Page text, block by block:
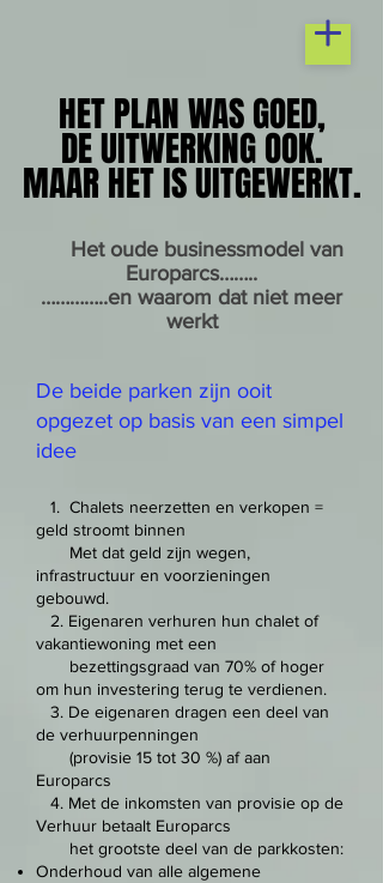
HET PLAN WAS GOED,
DE UITWERKING OOK.
MAAR HET IS UITGEWERKT.
HET PLAN WAS GOED,
DE UITWERKING OOK.
MAAR HET IS UITGEWERKT.
Het oude businessmodel van
Europarcs……..
…………..en waarom dat niet meer
werkt
De beide parken zijn ooit
opgezet op basis van een simpel
idee
1. Chalets neerzetten en verkopen =
geld stroomt binnen
Met dat geld zijn wegen,
infrastructuur en voorzieningen
gebouwd.
2. Eigenaren verhuren hun chalet of
vakantiewoning met een
bezettingsgraad van 70% of hoger
om hun investering terug te verdienen.
3. De eigenaren dragen een deel van
de verhuurpenningen
(provisie 15 tot 30 %) af aan
Europarcs
​ 4. Met de inkomsten van provisie op de
Verhuur betaalt Europarcs
het grootste deel van de parkkosten:
Onderhoud van alle algemene